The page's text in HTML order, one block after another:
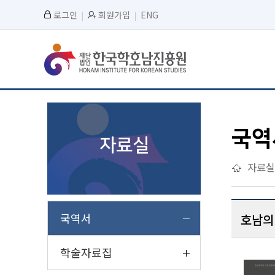
로그인 회원가입 ENG
자료실
국역서
학술자료집
국
자료실
호남